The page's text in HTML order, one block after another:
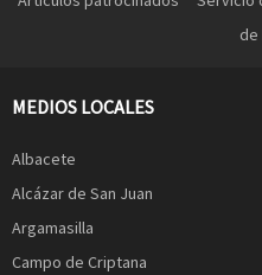
de
MEDIOS LOCALES
Albacete
Alcázar de San Juan
Argamasilla
Campo de Criptana